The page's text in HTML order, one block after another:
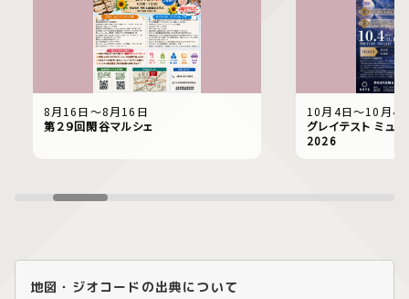
8月16日〜8月16日
第２９回閑谷マルシェ
10月4日〜10月4
グレイテスト ミュ
2026
地図・ジオコードの出典について